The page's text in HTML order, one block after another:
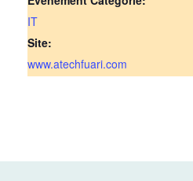
IT
Site:
www.atechfuari.com